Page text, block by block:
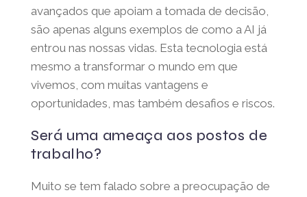
mais avançados que apoiam a tomada de
decisão, são apenas alguns exemplos de
como a AI já entrou nas nossas vidas. Esta
tecnologia está mesmo a transformar o
mundo em que vivemos, com muitas
vantagens e oportunidades, mas também
Será uma ameaça aos postos